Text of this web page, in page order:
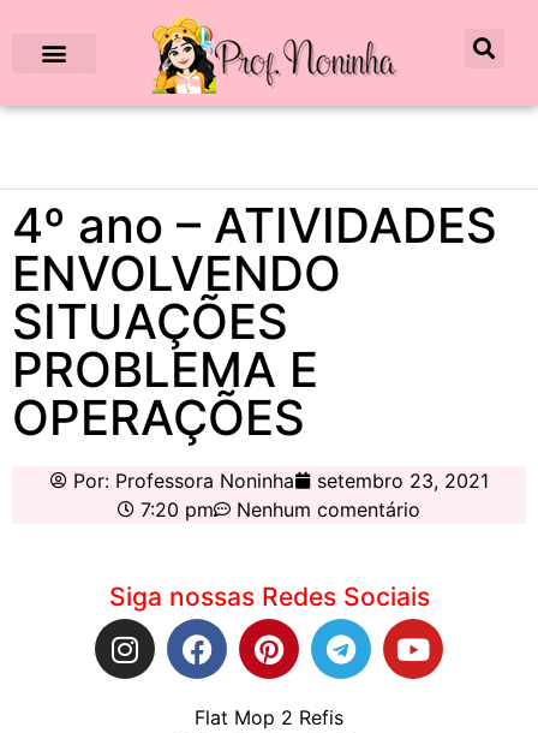
4º ano – ATIVIDADES
ENVOLVENDO
SITUAÇÕES
PROBLEMA E
OPERAÇÕES
Por:Professora Noninha
setembro 23, 2021
7:20 pm
Nenhum comentário
Siga nossas Redes Sociais
Flat Mop 2 Refis